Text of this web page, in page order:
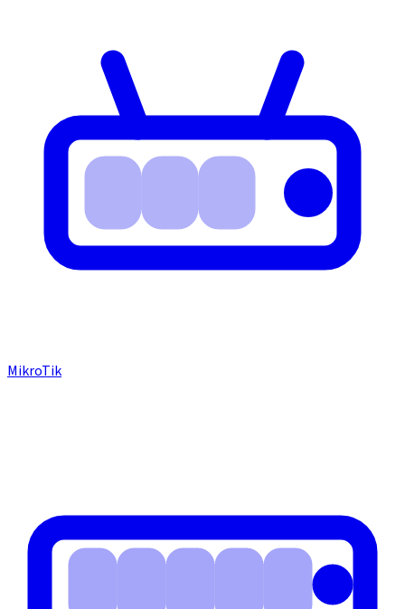
MikroTik